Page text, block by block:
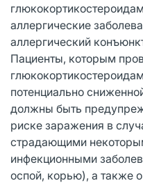
аллергические
аллергический
Пациенты, которым
потенциально
должны быть
риске заражения в
страдающими
инфекционными
оспой, корью), а также